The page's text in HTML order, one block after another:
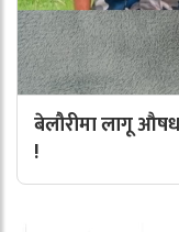
बेलौरीमा लागू
!